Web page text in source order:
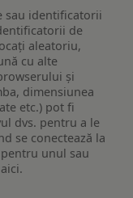
sau identificatorii
de
aleatoriu,
cu alte
și
dimensiunea
etc.) pot fi
dvs. pentru a le
se conectează la
unul sau